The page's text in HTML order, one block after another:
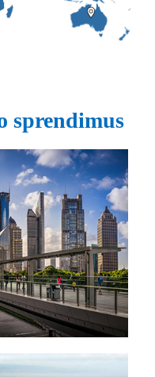
sprendimus